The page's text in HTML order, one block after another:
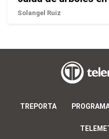
Solangel Ruiz
TREPORTA